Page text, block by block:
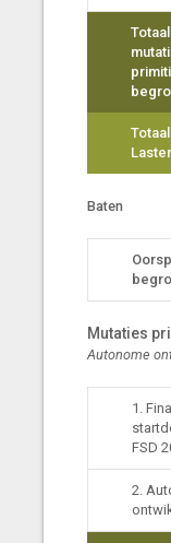
Totaal
Totaal
Baten
Mutaties
Autonome
1.
FSD
2.